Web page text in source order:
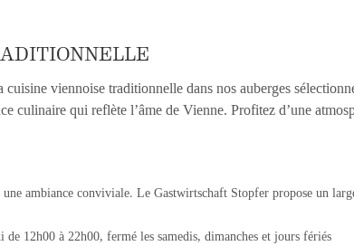
viennoise traditionnelle dans nos auberges
culinaire qui reflète l’âme de Vienne. Profitez d’une
ambiance conviviale. Le Gastwirtschaft Stopfer propose un
12h00 à 22h00, fermé les samedis, dimanches et jours fériés